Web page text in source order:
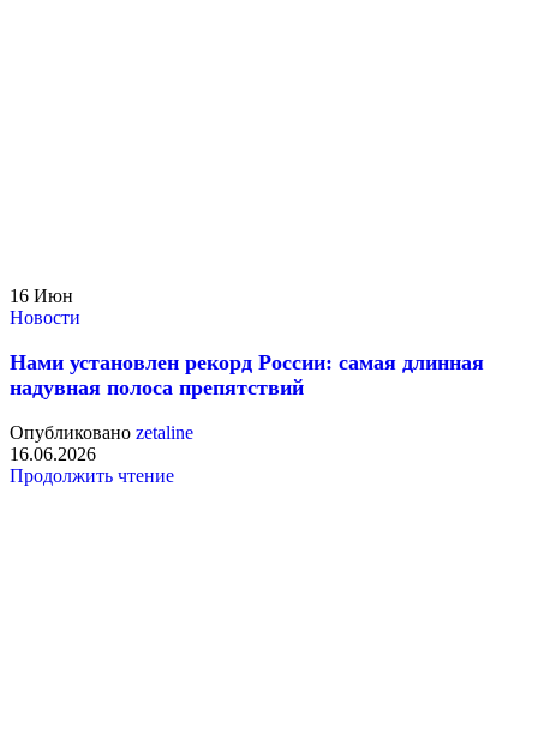
16 Июн
Новости
Нами установлен рекорд России: самая длинная
надувная полоса препятствий
Опубликовано zetaline
16.06.2026
Продолжить чтение